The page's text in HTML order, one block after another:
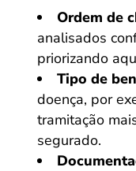
Ordem de
analisados
priorizando
Tipo de
doença, por
tramitação
segurado.